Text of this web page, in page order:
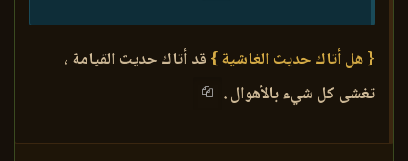
{ هل أتاك حديث الغاشية } قد أتاك حديث القيامة ،
تغشى كل شيء بالأهوال .